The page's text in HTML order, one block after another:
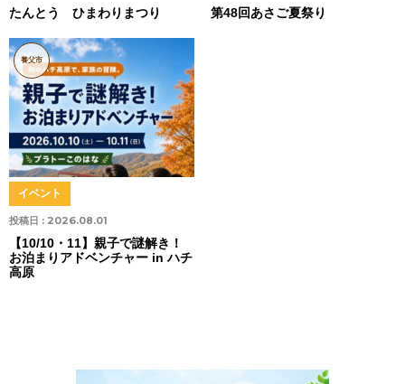
たんとう ひまわりまつり 第48回あさご夏祭り
養父市
投稿日 : 2026.08.01
イベント
【10/10・11】親子で謎解き！
お泊まりアドベンチャー in ハチ
高原